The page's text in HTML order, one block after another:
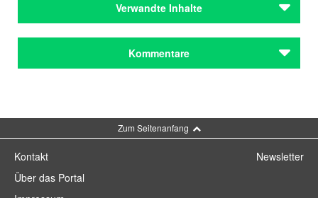
Verwandte Inhalte
Charkiwer / Andrej Krasnjaschtschich
Das Zuhausegefühl / Andrej Krasnjaschtschich
Das neue Jahr – Teil 2 / Andrij
Krasnjaschtschich
Journal
Kommentare
Zum Seitenanfang
Kontakt
Über das Portal
Newsletter